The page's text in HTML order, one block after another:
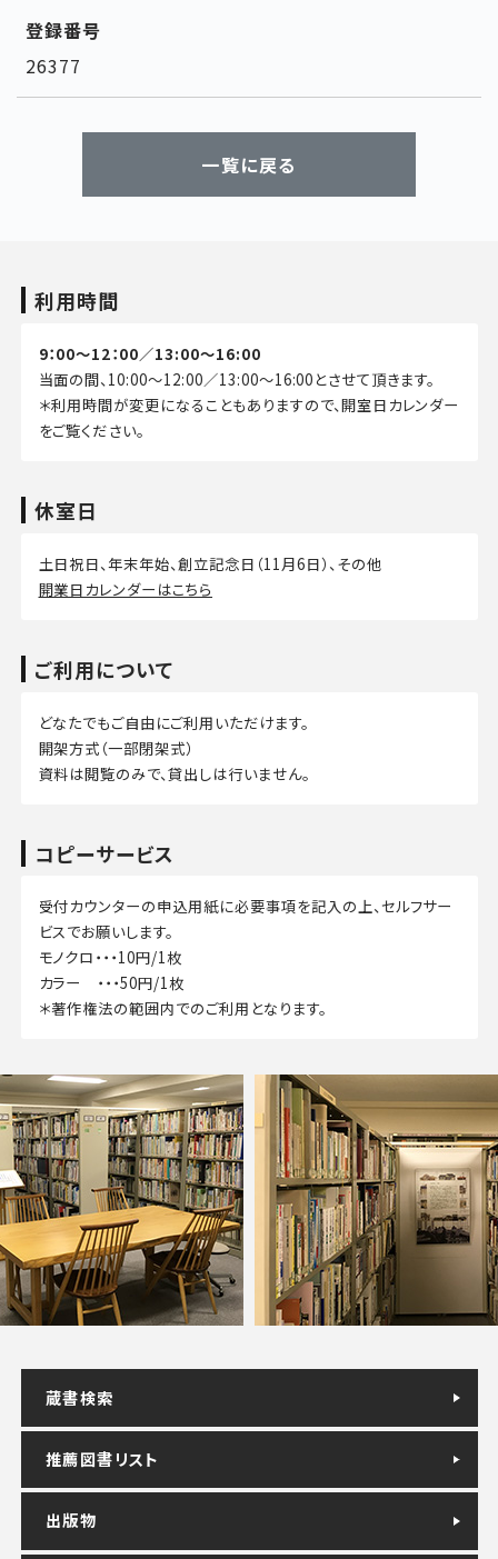
登録番号
26377
一覧に戻る
利用時間
9：00～12：00／13:00～16:00
当面の間、10:00～12:00／13:00～16:00とさせて頂きます。
＊利用時間が変更になることもありますので、開室日カレンダー
をご覧ください。
休室日
土日祝日、年末年始、創立記念日（11月6日）、その他
開業日カレンダーはこちら
ご利用について
どなたでもご自由にご利用いただけます。
開架方式（一部閉架式）
資料は閲覧のみで、貸出しは行いません。
コピーサービス
受付カウンターの申込用紙に必要事項を記入の上、セルフサー
ビスでお願いします。
モノクロ・・・10円/1枚
カラー ・・・50円/1枚
＊著作権法の範囲内でのご利用となります。
蔵書検索
推薦図書リスト
出版物